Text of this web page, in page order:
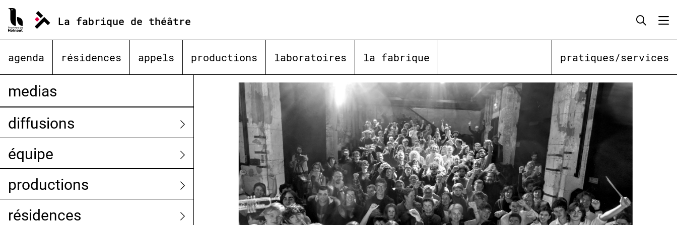
contenu
La fabrique de théâtre
agenda résidences appels productions laboratoires la fabrique pratiques/services
medias
diffusions
équipe
productions
résidences